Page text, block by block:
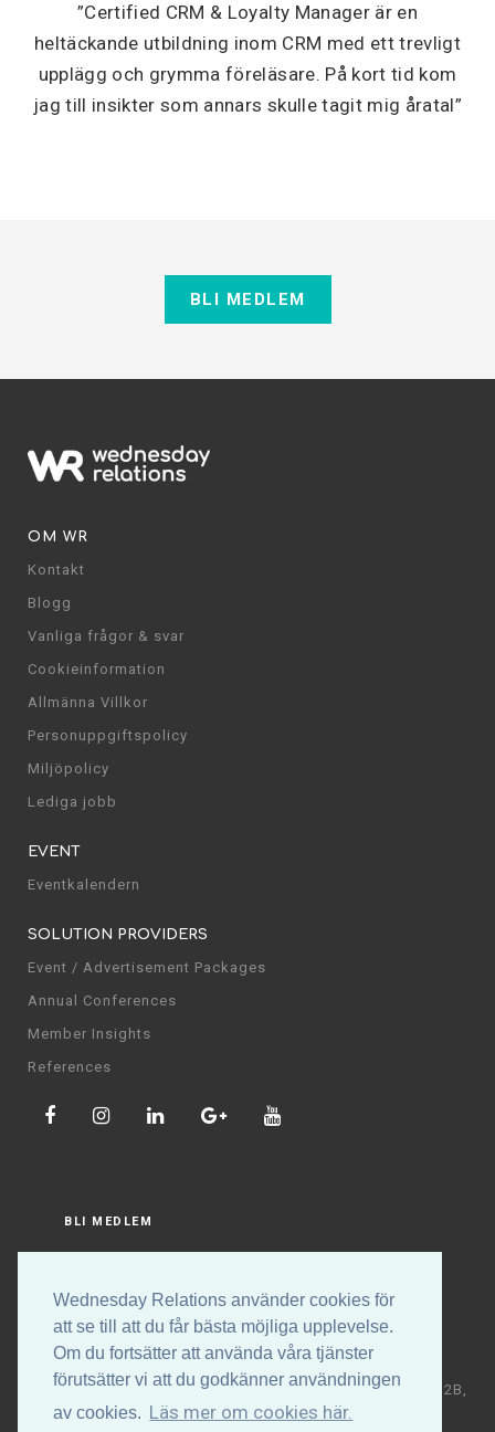
Wednesday Relations använder cookies för
att se till att du får bästa möjliga upplevelse.
Om du fortsätter att använda våra tjänster
förutsätter vi att du godkänner användningen
av cookies. Läs mer om cookies här.
”Certified CRM & Loyalty Manager är en
heltäckande utbildning inom CRM med ett trevligt
upplägg och grymma föreläsare. På kort tid kom
jag till insikter som annars skulle tagit mig åratal”
BLI MEDLEM
OM WR
Kontakt
Blogg
Vanliga frågor & svar
Cookieinformation
Allmänna Villkor
Personuppgiftspolicy
Miljöpolicy
Lediga jobb
EVENT
Eventkalendern
SOLUTION PROVIDERS
Event / Advertisement Packages
Annual Conferences
Member Insights
References
BLI MEDLEM
Copyright © Wednesday Relations AB | Högalidsgatan 32B,
117 30 Stockholm | +46 (0)70-531 88 32 | E-post: